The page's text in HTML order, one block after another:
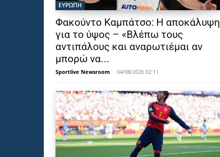
ΕΥΡΩΠΗ
Φακούντο Καμπάτσο: Η αποκάλυψη
για το ύψος – «Βλέπω τους
αντιπάλους και αναρωτιέμαι αν
μπορώ να...
Sportlive Newsroom - 04/08/2026 02:11